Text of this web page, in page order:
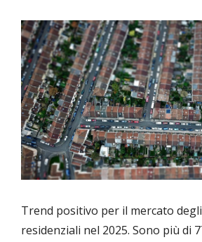
Trend positivo per il mercato
residenziali nel 2025. Sono più di